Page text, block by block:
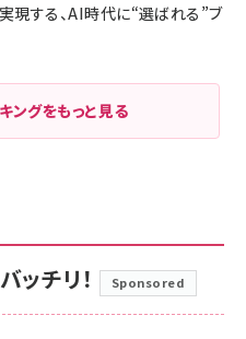
現する、AI時代に“選ばれる”ブ
ングをもっと見る
チリ！ Sponsored